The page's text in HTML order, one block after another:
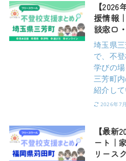
【
援情報
談窓口
埼玉県
で、不
学びの
三芳町
紹介して
2026年7
【最新
ート｜
リース